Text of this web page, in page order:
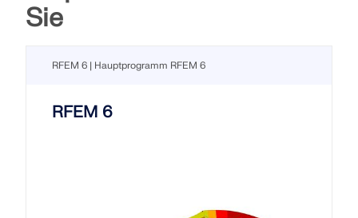
Sie
RFEM 6 | Hauptprogramm RFEM 6
RFEM 6